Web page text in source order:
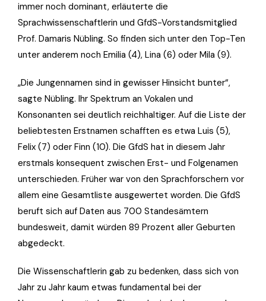
immer noch dominant, erläuterte die
Sprachwissenschaftlerin und GfdS-Vorstandsmitglied
Prof. Damaris Nübling. So finden sich unter den Top-Ten
unter anderem noch Emilia (4), Lina (6) oder Mila (9).
„Die Jungennamen sind in gewisser Hinsicht bunter“,
sagte Nübling. Ihr Spektrum an Vokalen und
Konsonanten sei deutlich reichhaltiger. Auf die Liste der
beliebtesten Erstnamen schafften es etwa Luis (5),
Felix (7) oder Finn (10). Die GfdS hat in diesem Jahr
erstmals konsequent zwischen Erst- und Folgenamen
unterschieden. Früher war von den Sprachforschern vor
allem eine Gesamtliste ausgewertet worden. Die GfdS
beruft sich auf Daten aus 700 Standesämtern
bundesweit, damit würden 89 Prozent aller Geburten
abgedeckt.
Die Wissenschaftlerin gab zu bedenken, dass sich von
Jahr zu Jahr kaum etwas fundamental bei der